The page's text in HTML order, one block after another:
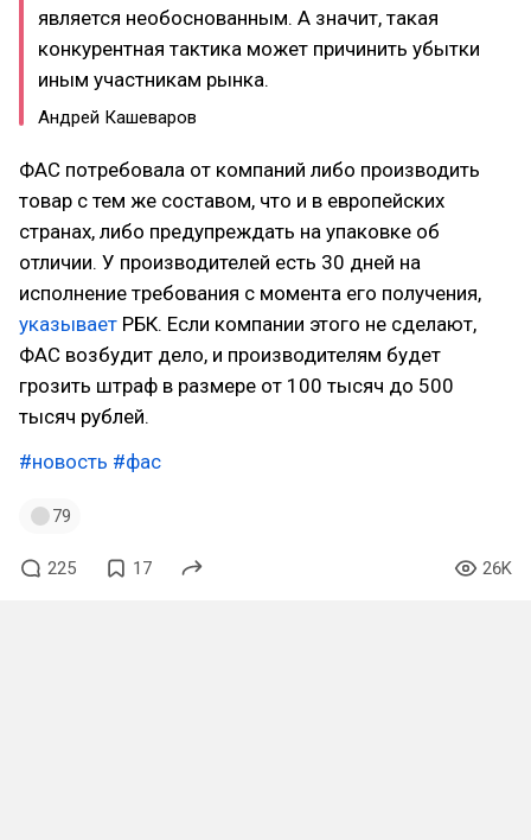
является необоснованным. А значит, такая
конкурентная тактика может причинить убытки
иным участникам рынка.
Андрей Кашеваров
ФАС потребовала от компаний либо производить
товар с тем же составом, что и в европейских
странах, либо предупреждать на упаковке об
отличии. У производителей есть 30 дней на
исполнение требования с момента его получения,
указывает РБК. Если компании этого не сделают,
ФАС возбудит дело, и производителям будет
грозить штраф в размере от 100 тысяч до 500
тысяч рублей.
#новость #фас
79
225 17 26K